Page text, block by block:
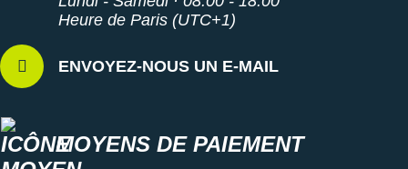
Move to Zero : fabriquée avec au moins 20% de son
Retrouvez l'intégralité de notre collection de chaussures de
Heure de Paris (UTC+1)
ENVOYEZ-NOUS UN E-MAIL
MOYENS DE PAIEMENT